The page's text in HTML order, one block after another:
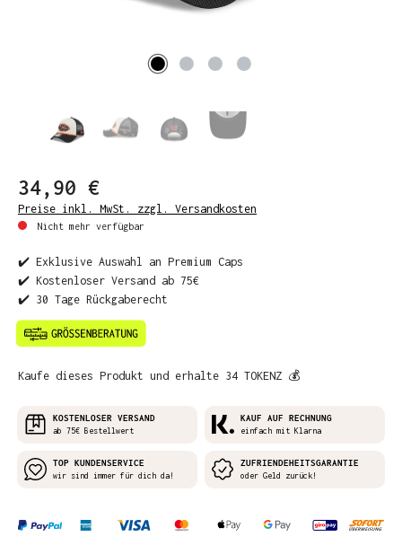
34,90 €
Preise inkl. MwSt. zzgl. Versandkosten
Nicht mehr verfügbar
✔️ Exklusive Auswahl an Premium Caps
✔️ Kostenloser Versand ab 75€
✔️ 30 Tage Rückgaberecht
Kaufe dieses Produkt und erhalte 34 TOKENZ 💰
KOSTENLOSER VERSAND
ab 75€ Bestellwert
KAUF AUF RECHNUNG
einfach mit Klarna
TOP KUNDENSERVICE
wir sind immer für dich da!
ZUFRIENDEHEITSGARANTIE
oder Geld zurück!